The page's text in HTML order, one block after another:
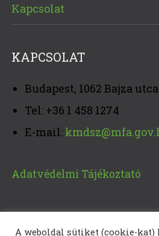
Kapcsolat
KAPCSOLAT
Budapest, 1062 Bajza
Tel: +36 1 458 1274
E-mail:
Adatvédelmi Tájékoztató
A weboldal sütiket (cookie-kat)